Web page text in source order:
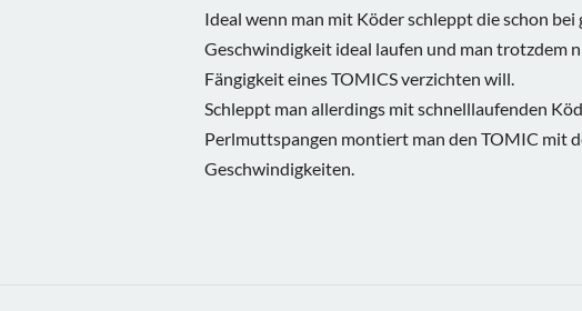
Ideal wenn man mit Köder schleppt die schon bei
Geschwindigkeit ideal laufen und man trotzdem
Fängigkeit eines TOMICS verzichten will.
Schleppt man allerdings mit schnelllaufenden
Perlmuttspangen montiert man den TOMIC mit
Geschwindigkeiten.